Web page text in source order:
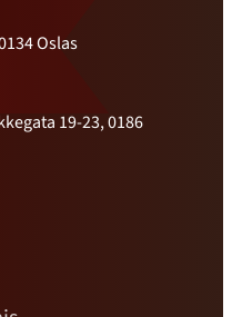
Oslas
19-23, 0186